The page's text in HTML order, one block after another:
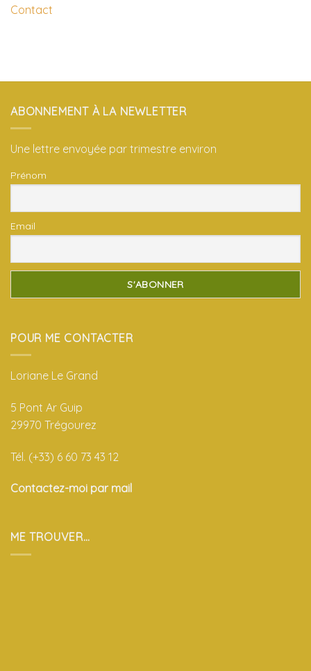
Contact
ABONNEMENT À LA NEWLETTER
Une lettre envoyée par trimestre environ
Prénom
Email
POUR ME CONTACTER
Loriane Le Grand
5 Pont Ar Guip
29970 Trégourez
Tél. (+33) 6 60 73 43 12
Contactez-moi par mail
ME TROUVER…